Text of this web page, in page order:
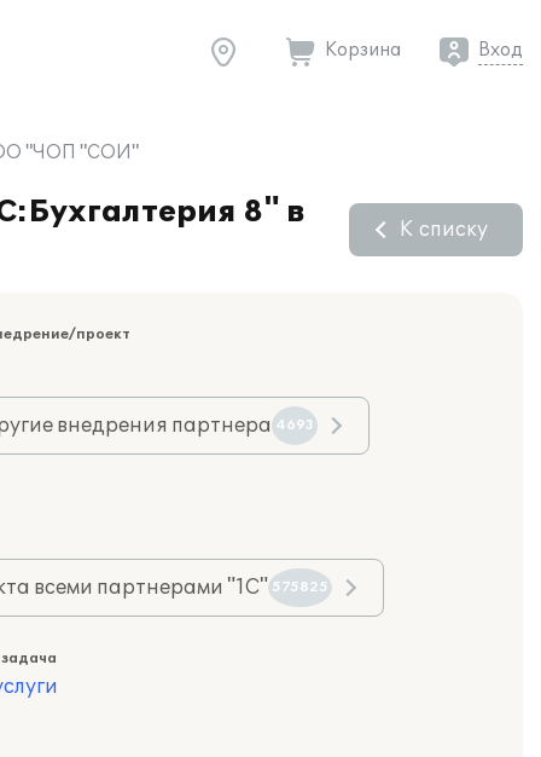
Корзина Вход
ООО "ЧОП "СОИ"
8" в
К списку
проект
внедрения партнера 4693
всеми партнерами "1С" 575825